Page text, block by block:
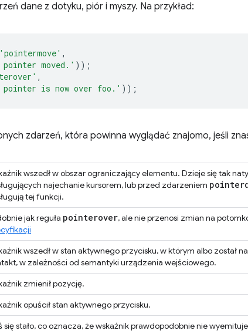
dane z dotyku, piór i myszy. Na przykład:
'pointermove' ,
pointer moved.' ));
,
pointer is now over foo.' ));
zdarzeń, która powinna wyglądać znajomo, jeśli
wszedł w obszar ograniczający elementu. Dzieje się tak
najechanie kursorem, lub przed zdarzeniem
tej funkcji.
jak reguła pointerover, ale nie przenosi zmian na
wszedł w stan aktywnego przycisku, w którym albo został
w zależności od semantyki urządzenia wejściowego.
zmienił pozycję.
opuścił stan aktywnego przycisku.
się stało, co oznacza, że wskaźnik prawdopodobnie nie